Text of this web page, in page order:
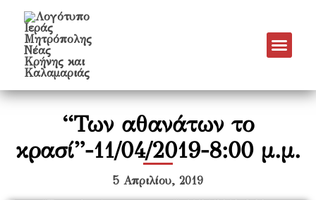
“Των αθανάτων το
κρασί”-11/04/2019-8:00 μ.μ.
5 Απριλίου, 2019